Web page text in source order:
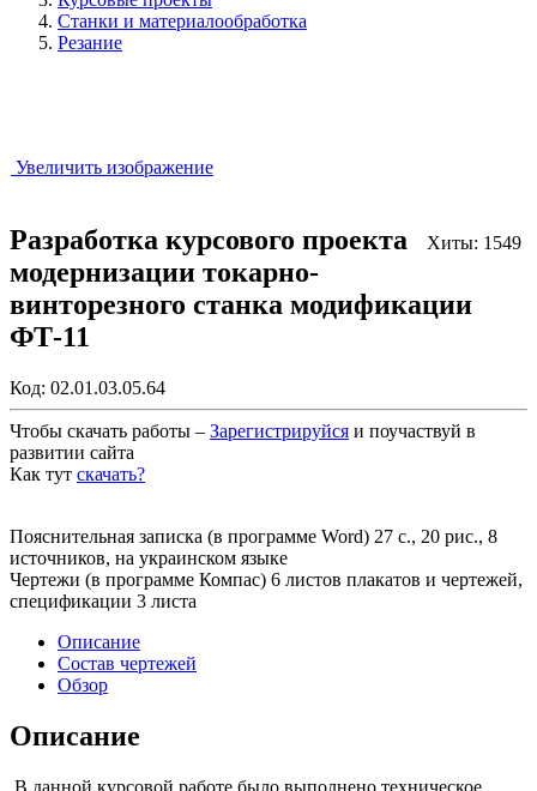
Станки и материалообработка
Резание
Увеличить изображение
Хиты: 1549
Разработка курсового проекта
модернизации токарно-
винторезного станка модификации
ФТ-11
Код: 02.01.03.05.64
Чтобы скачать работы – Зарегистрируйся и поучаствуй в
развитии сайта
Как тут скачать?
Пояснительная записка (в программе Word) 27 с., 20 рис., 8
источников, на украинском языке
Чертежи (в программе Компас) 6 листов плакатов и чертежей,
спецификации 3 листа
Описание
Состав чертежей
Обзор
Описание
В данной курсовой работе было выполнено техническое